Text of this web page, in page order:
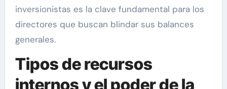
inversionistas es la clave fundamental para los
directores que buscan blindar sus balances
generales.
Tipos de recursos
internos y el poder de la